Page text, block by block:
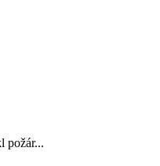
požár...